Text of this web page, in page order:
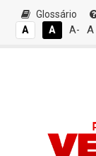
Glossário
A
A A- A